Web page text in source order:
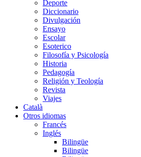
Deporte
Diccionario
Divulgación
Ensayo
Escolar
Esoterico
Filosofía y Psicología
Historia
Pedagogía
Religión y Teología
Revista
Viajes
Català
Otros idiomas
Francés
Inglés
Bilingüe
Bilingüe